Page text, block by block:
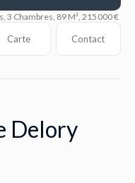
3 Chambres, 89 M², 215 000 €
Carte Contact
Delory